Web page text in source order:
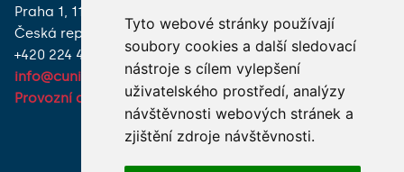
Tyto webové stránky používají
soubory cookies a další sledovací
nástroje s cílem vylepšení
uživatelského prostředí, analýzy
návštěvnosti webových stránek a
zjištění zdroje návštěvnosti.
Praha 1, 116 36
Česká republika
+420 224 491 850
info@cuni.cz
Provozní doba a kontakty
JAK K NÁM?